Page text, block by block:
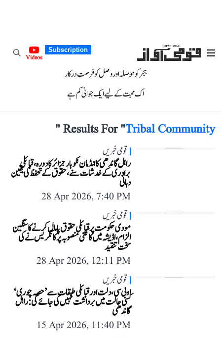
Subscription
Videos
ہجر کو حوصلہ اور وصل کو فرصت درکار
اک محبت کے لیے ایک جوانی کم ہے
Results For "Tribal Community
"
قومی خبریں
راہل گاندھی کا انڈمان نکوبار جزائر کا دورہ، قبائلی
برادری کے خدشات سنے، حقوق کے تحفظ کی یقین
دہانی
28 Apr 2026, 7:40 PM
قومی خبریں
مودی حکومت پر قبائلی حقوق پامال کرنے کا سنگین
الزام، اڈیشہ میں کانکنی منصوبہ پر کانگریس نے کی
سخت تنقید
28 Apr 2026, 12:11 PM
قومی خبریں
او بی سی، دلت اور قبائلی طبقات سے ’حصہ چوری‘
کسی حالت میں برداشت نہیں کی جائے گی: راہل
گاندھی
15 Apr 2026, 11:40 PM